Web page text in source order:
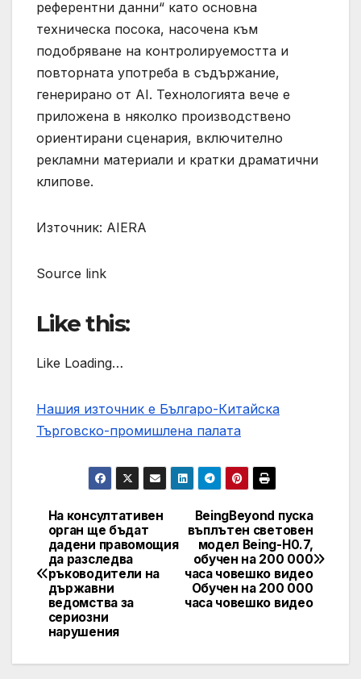
референтни данни“ като основна
техническа посока, насочена към
подобряване на контролируемостта и
повторната употреба в съдържание,
генерирано от AI. Технологията вече е
приложена в няколко производствено
ориентирани сценария, включително
рекламни материали и кратки драматични
клипове.
Източник: AIERA
Source link
Like this:
Like Loading…
Нашия източник е Българо-Китайска
Търговско-промишлена палaта
Post
navigation
BeingBeyond пуска
въплътен световен
модел Being-H0.7,
обучен на 200 000
часа човешко видео
Обучен на 200 000
часа човешко видео
На консултативен
орган ще бъдат
дадени правомощия
да разследва
ръководители на
държавни
ведомства за
сериозни
нарушения